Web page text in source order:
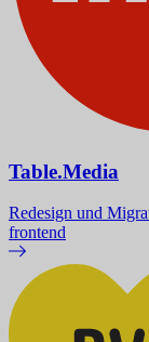
Table.Media
Redesign und
frontend